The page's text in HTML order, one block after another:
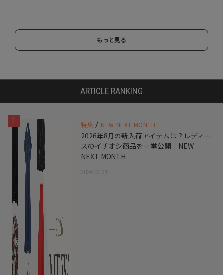
もっと見る
ARTICLE RANKING
1 特集 / NEW NEXT MONTH
2026年8月の新入荷アイテムは？レディー
スのイチオシ商品を一挙公開｜NEW
NEXT MONTH
2026.07.31